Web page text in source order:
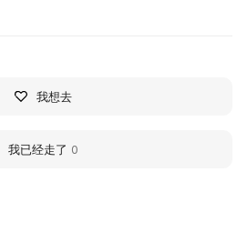
我想去
我已经走了 0